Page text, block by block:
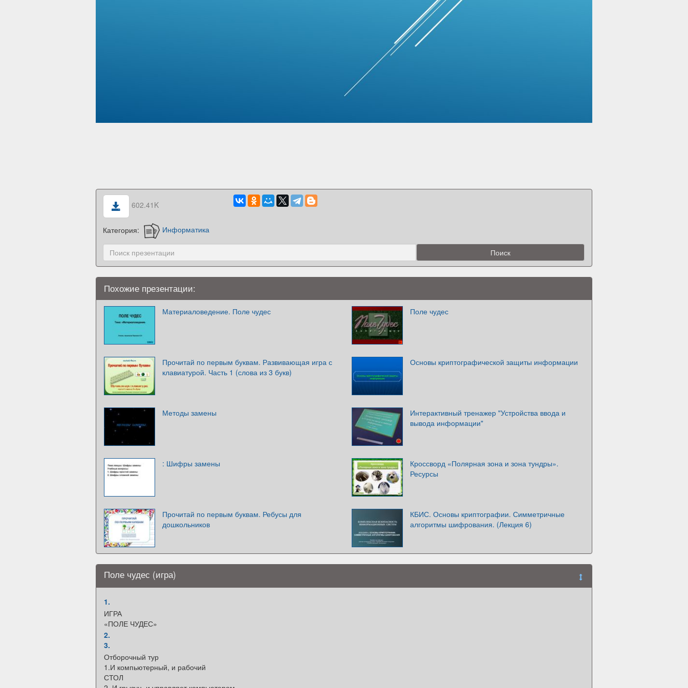
602.41K
Категория: Информатика
Похожие презентации:
Материаловедение. Поле чудес Поле чудес
Прочитай по первым буквам. Развивающая игра с
клавиатурой. Часть 1 (слова из 3 букв)
Основы криптографической защиты информации
Методы замены
Интерактивный тренажер "Устройства ввода и
вывода информации"
: Шифры замены
Кроссворд «Полярная зона и зона тундры».
Ресурсы
Прочитай по первым буквам. Ребусы для
дошкольников
КБИС. Основы криптографии. Симметричные
алгоритмы шифрования. (Лекция 6)
Поле чудес (игра)
1.
ИГРА
«ПОЛЕ ЧУДЕС»
2.
3.
Отборочный тур
1.И компьютерный, и рабочий
СТОЛ